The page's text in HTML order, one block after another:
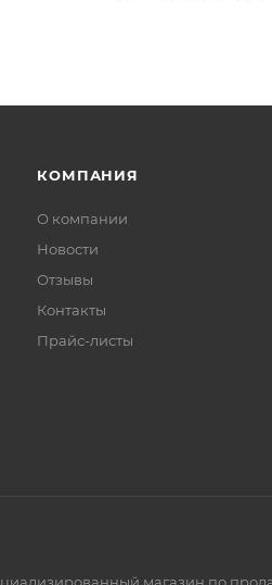
КОМПАНИЯ
О компании
Новости
Отзывы
Контакты
Прайс-листы